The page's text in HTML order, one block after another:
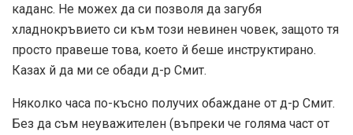
каданс. Не можех да си позволя да загубя
хладнокръвието си към този невинен човек, защото тя
просто правеше това, което й беше инструктирано.
Казах й да ми се обади д-р Смит.
Няколко часа по-късно получих обаждане от д-р Смит.
Без да съм неуважителен (въпреки че голяма част от